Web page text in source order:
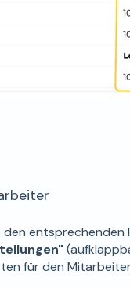
entsprechenden
für den